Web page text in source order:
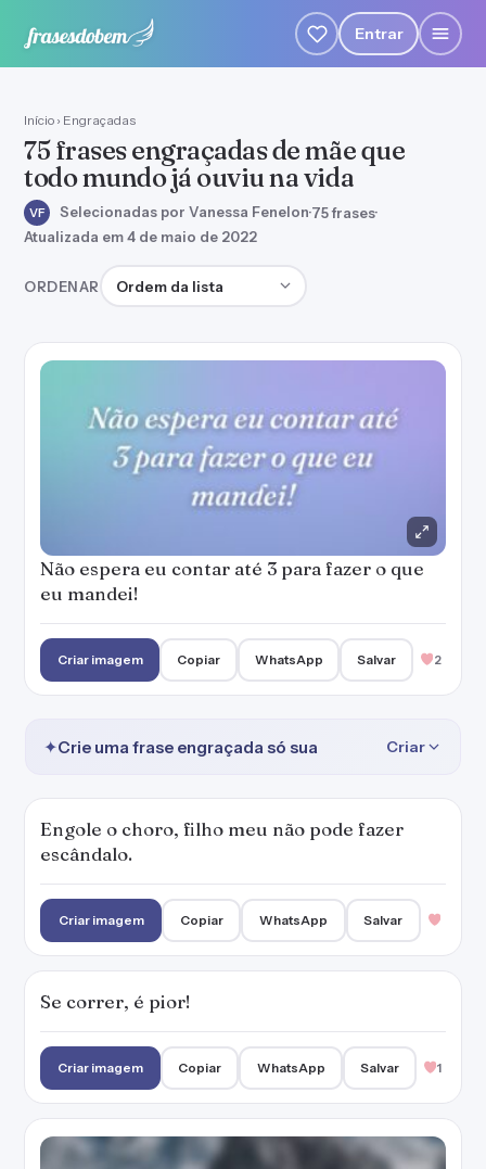
Entrar
Início › Engraçadas
75 frases engraçadas de mãe que
todo mundo já ouviu na vida
VF Selecionadas por Vanessa Fenelon·75 frases·
Atualizada em 4 de maio de 2022
ORDENAR Ordenar frases
Não espera eu contar até 3 para fazer o que
eu mandei!
Criar imagem Copiar WhatsApp Salvar 2
✦Crie uma frase engraçada só sua Criar
Engole o choro, filho meu não pode fazer
escândalo.
Criar imagem Copiar WhatsApp Salvar
Se correr, é pior!
Criar imagem Copiar WhatsApp Salvar 1